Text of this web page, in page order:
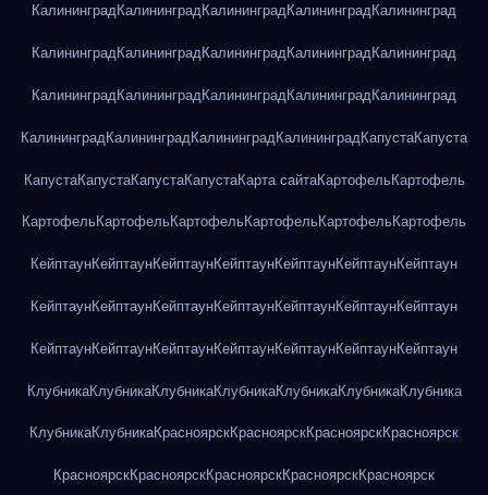
КалининградКалининградКалининградКалининградКалининград
КалининградКалининградКалининградКалининградКалининград
КалининградКалининградКалининградКалининградКалининград
Калининград Калининград Калининград Калининград КапустаКапуста
КапустаКапустаКапустаКапустаКарта сайтаКартофельКартофель
КартофельКартофельКартофельКартофельКартофельКартофель
КейптаунКейптаунКейптаунКейптаунКейптаунКейптаунКейптаун
КейптаунКейптаунКейптаунКейптаунКейптаунКейптаунКейптаун
КейптаунКейптаунКейптаунКейптаунКейптаунКейптаунКейптаун
КлубникаКлубникаКлубникаКлубникаКлубникаКлубникаКлубника
КлубникаКлубникаКрасноярскКрасноярскКрасноярскКрасноярск
КрасноярскКрасноярскКрасноярскКрасноярскКрасноярск